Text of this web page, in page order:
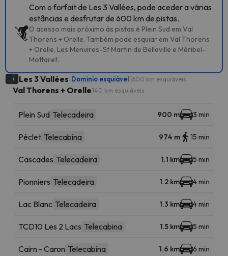
Com o forfait de Les 3 Vallées, pode aceder a várias
estâncias e desfrutar de 600 km de pistas.
O acesso mais próximo às pistas é Plein Sud em Val
Thorens + Orelle. Também pode esquiar em Val Thorens
+ Orelle, Les Menuires-St Martin de Belleville e Méribel-
Mottaret.
Les 3 Vallées Dominio esquiável 600 km esquiáveis
Val Thorens + Orelle140 km esquiáveis
Plein Sud Telecadeira 900 m 3 min
Péclet Telecabina 974 m 15 min
Cascades Telecadeira 1.1 km 5 min
Pionniers Telecadeira 1.2 km 4 min
Lac Blanc Telecadeira 1.3 km 4 min
TCD10 Les 2 Lacs Telecabina 1.5 km 5 min
Cairn - Caron Telecabina 1.6 km 6 min